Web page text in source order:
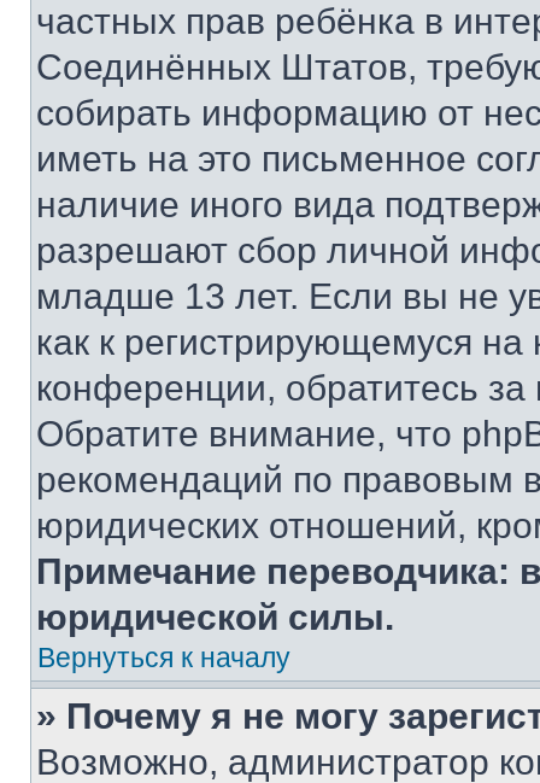
частных прав ребёнка в
Соединённых Штатов,
собирать информацию от
иметь на это письменное
наличие иного вида
разрешают сбор личной
младше 13 лет. Если вы не
как к регистрирующемуся
конференции, обратитесь
Обратите внимание, что
рекомендаций по правовым
юридических отношений,
Примечание переводчика:
юридической силы.
Вернуться к началу
» Почему я не могу
Возможно, администратор